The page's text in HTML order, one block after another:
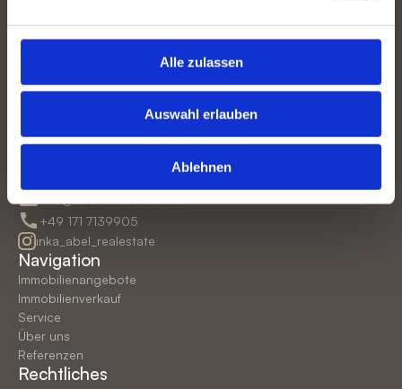
Alle zulassen
Auswahl erlauben
Ablehnen
+49 171 7139905
inka_abel_realestate
Navigation
Immobilienangebote
Immobilienverkauf
Service
Über uns
Referenzen
Rechtliches